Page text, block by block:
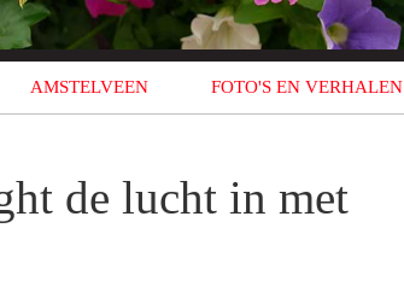
AMSTELVEEN FOTO'S EN VERHALEN
de lucht in met